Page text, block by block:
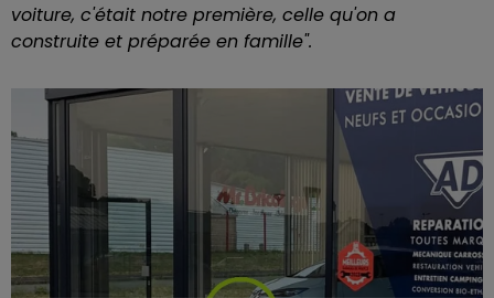
voiture, c'était notre première, celle qu'on a
construite et préparée en famille".